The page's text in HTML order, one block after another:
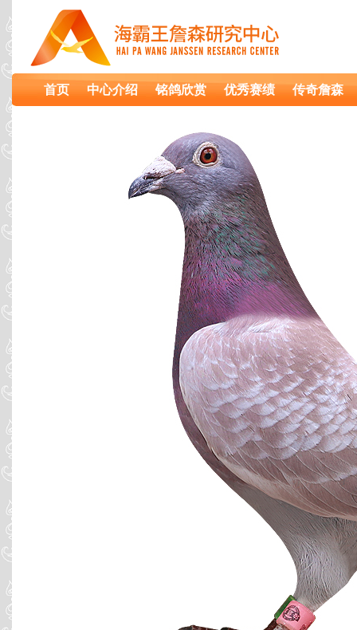
首页 中心介绍 铭鸽欣赏 优秀赛绩 传奇詹森